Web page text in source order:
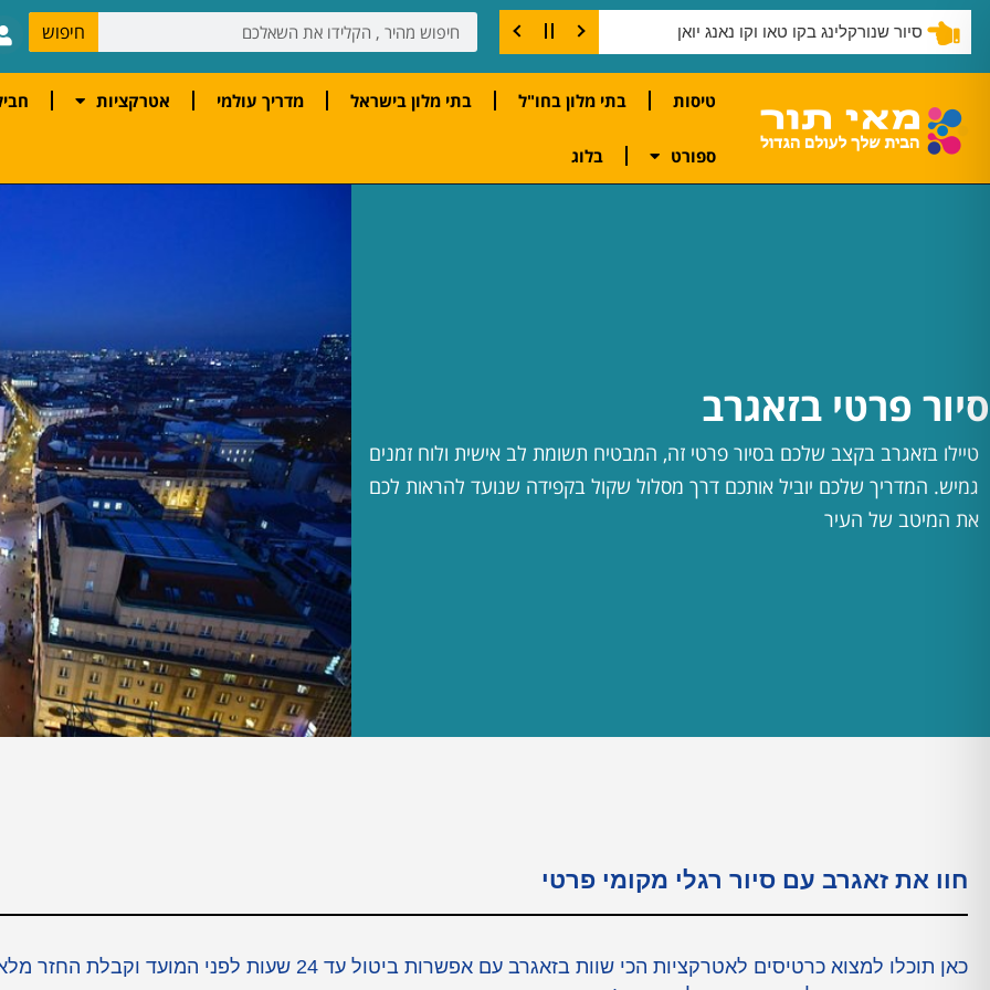
סיור שנורקלינג בקו טאו וקו נאנג יואן חיפוש
טיסות בתי מלון בחו"ל בתי מלון בישראל מדריך עולמי אטרקציות
ספורט בלוג
סיור פרטי בזאגרב
טיילו בזאגרב בקצב שלכם בסיור פרטי זה, המבטיח תשומת לב אישית ולוח זמנים
גמיש. המדריך שלכם יוביל אותכם דרך מסלול שקול בקפידה שנועד להראות לכם
את המיטב של העיר
חוו את זאגרב עם סיור רגלי מקומי פרטי
כאן תוכלו למצוא כרטיסים לאטרקציות הכי שוות בזאגרב עם אפשרות ביטול עד 24 שעות לפני המועד וקבלת